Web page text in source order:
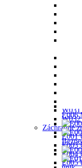
W031
W032
Záchranné
E001
E003
E004
E005
E006